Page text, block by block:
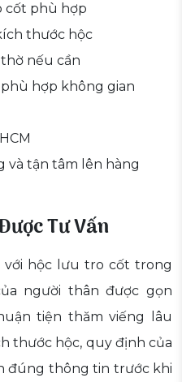
cốt phù hợp
thước hộc
nếu cần
hợp không gian
và tận tâm lên hàng
Tư Vấn
hộc lưu tro cốt trong
người thân được gọn
tiện thăm viếng lâu
thước hộc, quy định của
đúng thông tin trước khi